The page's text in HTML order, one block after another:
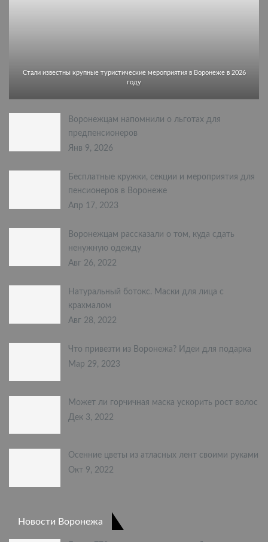
Стали известны крупные туристические мероприятия в Воронеже в 2026
году
Воронежцам напомнили о льготах для
предпенсионеров
Янв 9, 2026
Бесплатные кружки, секции и мероприятия для
пенсионеров в Воронеже
Апр 17, 2023
Воронежцам рассказали о том, куда сдать
ненужную одежду
Авг 26, 2022
Натуральный ботокс. Маски для лица с
крахмалом
Авг 28, 2022
Что привезти из Воронежа? Идеи для подарка
Мар 29, 2023
Может ли горчичная маска ускорить рост волос
Дек 3, 2022
Осенние цветы из атласных лент своими руками
Окт 9, 2022
Новости Воронежа